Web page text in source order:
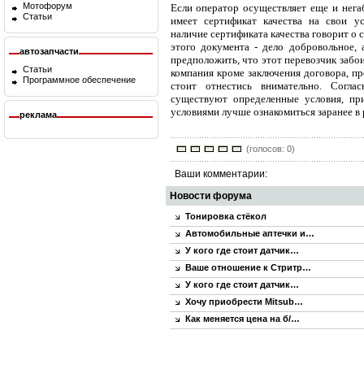
Мотофорум
Статьи
автозапчасти
Статьи
Программное обеспечение
реклама
Если оператор осуществляет еще и
имеет сертификат качества на свои
наличие сертификата качества говорит
этого документа - дело
предположить, что этот перевозчик
компания кроме заключения договора,
стоит отнестись внимательно.
существуют определенные условия,
условиями лучше ознакомиться заранее в
(голосов: 0)
Ваши комментарии:
Новости форума
Тонировка стёкол
Автомобильные аптечки и…
У кого где стоит датчик…
Ваше отношение к Стритр…
У кого где стоит датчик…
Хочу приобрести Mitsub…
Как меняется цена на б/…